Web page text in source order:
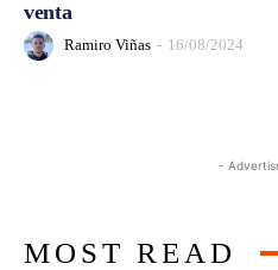
venta
Ramiro Viñas - 16/08/2024
-
MOST READ